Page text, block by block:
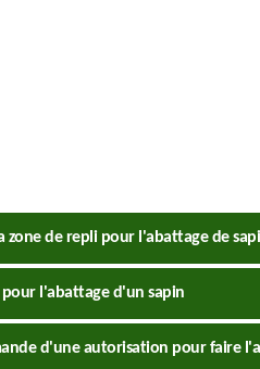
zone de repli pour l'abattage de
l'abattage d'un sapin
d'une autorisation pour faire